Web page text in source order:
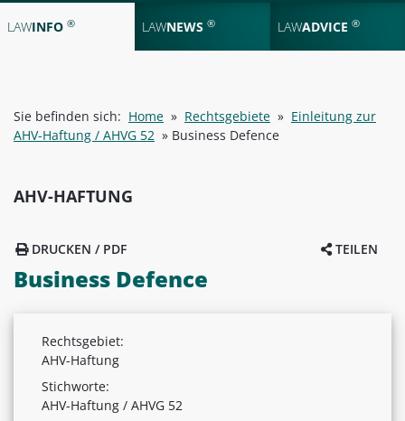
LAWINFO ® LAWNEWS ® LAWADVICE ®
Sie befinden sich: Home » Rechtsgebiete » Einleitung zur
AHV-Haftung / AHVG 52 » Business Defence
AHV-HAFTUNG
TEILEN
DRUCKEN / PDF
Business Defence
Rechtsgebiet:
AHV-Haftung
Stichworte:
AHV-Haftung / AHVG 52